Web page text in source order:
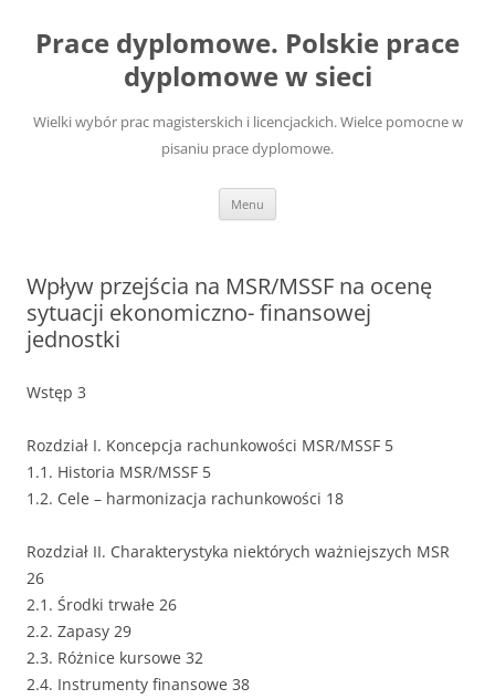
treści
Prace dyplomowe. Polskie prace
dyplomowe w sieci
Wielki wybór prac magisterskich i licencjackich. Wielce pomocne w
pisaniu prace dyplomowe.
Menu
Wpływ przejścia na MSR/MSSF na ocenę
sytuacji ekonomiczno- finansowej
jednostki
Wstęp 3
Rozdział I. Koncepcja rachunkowości MSR/MSSF 5
1.1. Historia MSR/MSSF 5
1.2. Cele – harmonizacja rachunkowości 18
Rozdział II. Charakterystyka niektórych ważniejszych MSR
26
2.1. Środki trwałe 26
2.2. Zapasy 29
2.3. Różnice kursowe 32
2.4. Instrumenty finansowe 38